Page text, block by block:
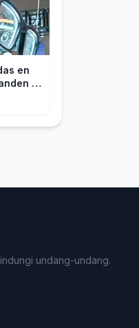
en
a
undang-undang.